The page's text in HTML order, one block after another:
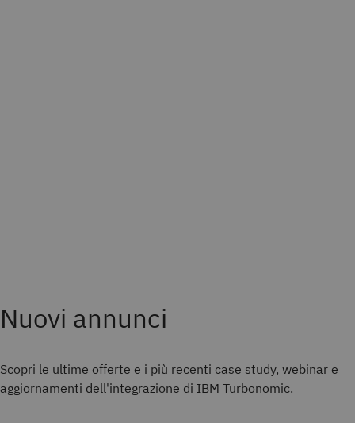
Nuovi annunci
Scopri le ultime offerte e i più recenti case study, webinar e
aggiornamenti dell'integrazione di IBM Turbonomic.